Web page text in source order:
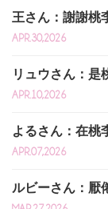
王さん：謝謝桃
APR.30,2026
リュウさん：是
APR.10,2026
よるさん：在桃
APR.07,2026
ルビーさん：厭